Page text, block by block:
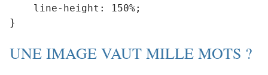
}
UNE IMAGE VAUT MILLE MOTS ?